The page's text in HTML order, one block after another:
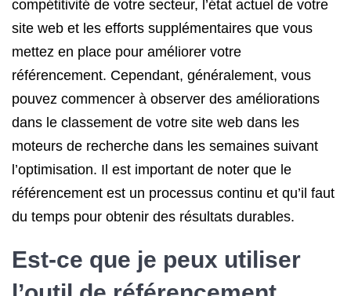
compétitivité de votre secteur, l’état actuel de votre
site web et les efforts supplémentaires que vous
mettez en place pour améliorer votre
référencement. Cependant, généralement, vous
pouvez commencer à observer des améliorations
dans le classement de votre site web dans les
moteurs de recherche dans les semaines suivant
l’optimisation. Il est important de noter que le
référencement est un processus continu et qu’il faut
du temps pour obtenir des résultats durables.
Est-ce que je peux utiliser